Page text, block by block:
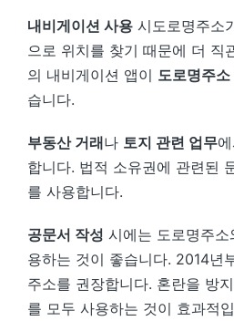
내비게이션 사용 시도로명주소
으로 위치를 찾기 때문에 더 직
의 내비게이션 앱이 도로명주소
습니다.
부동산 거래나 토지 관련 업무
합니다. 법적 소유권에 관련된
를 사용합니다.
공문서 작성 시에는 도로명주
용하는 것이 좋습니다. 2014년
주소를 권장합니다. 혼란을 방
를 모두 사용하는 것이 효과적